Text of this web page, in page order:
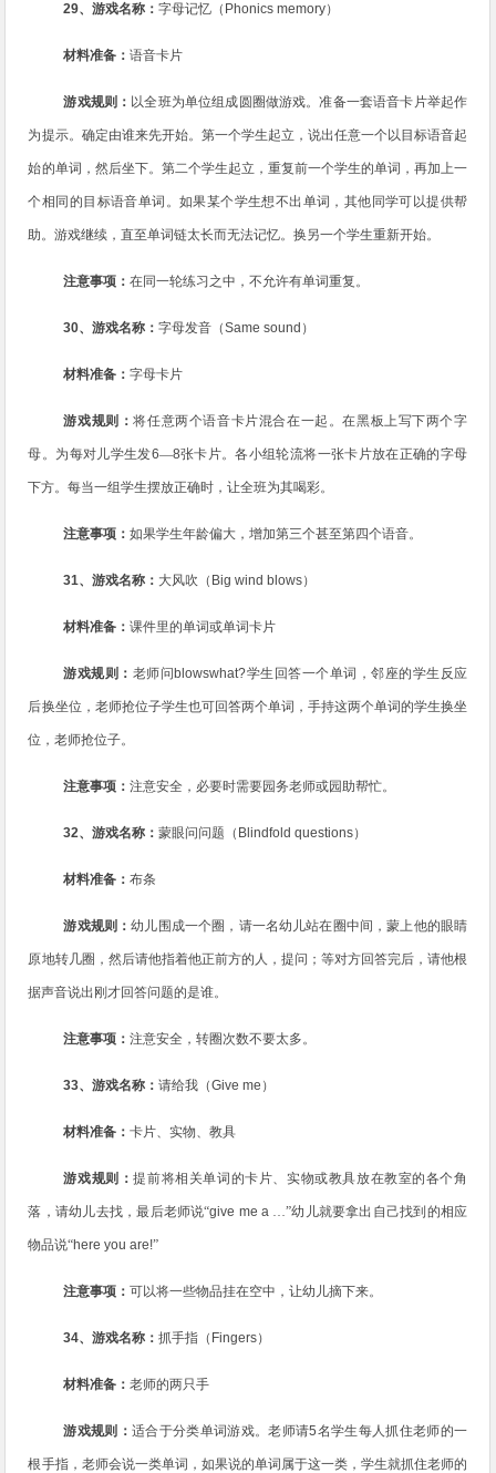
29、游戏名称：字母记忆（ Phonics memory）
材料准备：语音卡片
游戏规则： 以全班为单位组成圆圈做游戏。准备一套语音卡片举起作
为提示。确定由谁来先开始。第一个学生起立，说出任意一个以目标语音起
始的单词，然后坐下。第二个学生起立，重复前一个学生的单词，再加上一
个相同的目标语音单词。如果某个学生想不出单词，其他同学可以提供帮
助。游戏继续，直至单词链太长而无法记忆。换另一个学生重新开始。
注意事项：在同一轮练习之中，不允许有单词重复。
30、游戏名称：字母发音（Same sound ）
材料准备：字母卡片
游戏规则：将任意两个语音卡片混合在一起。在黑板上写下两个字
母。为每对儿学生发6—8张卡片。各小组轮流将一张卡片放在正确的字母
下方。每当一组学生摆放正确时，让全班为其喝彩。
注意事项：如果学生年龄偏大，增加第三个甚至第四个语音。
31、游戏名称： 大风吹（ Big wind blows）
材料准备：课件里的单词或单词卡片
游戏规则： 老师问 blowswhat?学生回答一个单词，邻座的学生反应
后换坐位，老师抢位子学生也可回答两个单词，手持这两个单词的学生换坐
位，老师抢位子。
注意事项：注意安全，必要时需要园务老师或园助帮忙。
32、游戏名称：蒙眼问问题（ Blindfold questions）
材料准备：布条
游戏规则：幼儿围成一个圈，请一名幼儿站在圈中间，蒙上他的眼睛
原地转几圈，然后请他指着他正前方的人，提问；等对方回答完后，请他根
据声音说出刚才回答问题的是谁。
注意事项：注意安全，转圈次数不要太多。
33、游戏名称：请给我（Give me ）
材料准备：卡片、实物、教具
游戏规则：提前将相关单词的卡片、实物或教具放在教室的各个角
落，请幼儿去找，最后老师说“give me a …”幼儿就要拿出自己找到的相应
物品说“here you are!”
注意事项：可以将一些物品挂在空中，让幼儿摘下来。
34、游戏名称：抓手指（ Fingers）
材料准备：老师的两只手
游戏规则：适合于分类单词游戏。老师请5名学生每人抓住老师的一
根手指，老师会说一类单词，如果说的单词属于这一类，学生就抓住老师的